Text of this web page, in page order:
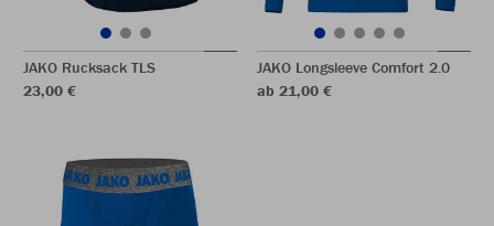
JAKO Rucksack TLS
23,00 €
JAKO Longsleeve Comfort 2.0
ab 21,00 €